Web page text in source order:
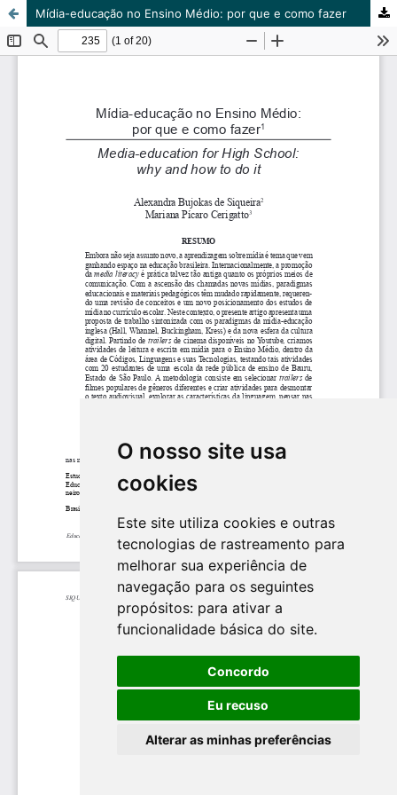
O nosso site usa
cookies
Este site utiliza cookies e outras
tecnologias de rastreamento para
melhorar sua experiência de
navegação para os seguintes
propósitos: para ativar a
funcionalidade básica do site.
Concordo
Eu recuso
Alterar as minhas preferências
Mídia-educação no Ensino Médio: por que e como fazer